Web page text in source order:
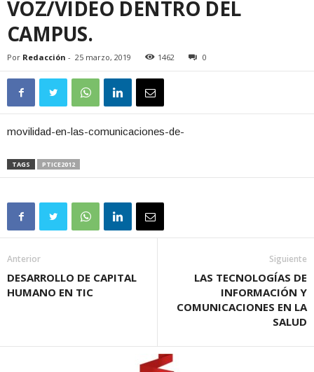
VOZ/VIDEO DENTRO DEL
CAMPUS.
Por Redacción - 25 marzo, 2019 1462 0
movilidad-en-las-comunicaciones-de-
TAGS PTICE2012
Anterior
DESARROLLO DE CAPITAL
HUMANO EN TIC
Siguiente
LAS TECNOLOGÍAS DE
INFORMACIÓN Y
COMUNICACIONES EN LA
SALUD